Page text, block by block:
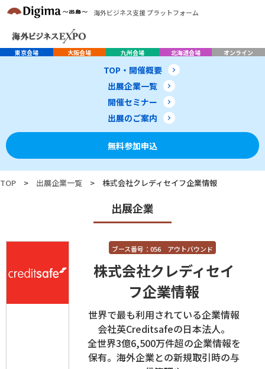
海外ビジネス支援 プラットフォーム
東京会場 大阪会場 九州会場 北海道会場 オンライン
TOP・開催概要
出展企業一覧
開催セミナー
出展のご案内
無料参加申込
TOP > 出展企業一覧 > 株式会社クレディセイフ企業情報
出展企業
ブース番号：056 アウトバウンド
株式会社クレディセイ
フ企業情報
世界で最も利用されている企業情報
会社英Creditsafeの日本法人。
全世界3億6,500万件超の企業情報を
保有。海外企業との新規取引時の与